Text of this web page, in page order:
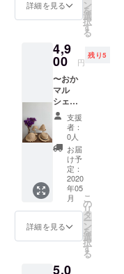
愛知県
開催し
ます。
後日支
援者の
方と調
整して
決定致
しま
す。
(2020.5
2020.9
までの
は自己
負担と
ル】 お
で明る
くなれ
ちゃう
から不
思議で
す！ 各
カラー
限定５
個で
す。 ピ
アスま
たはイ
ヤリン
グを選
択でき
ます。
商品は
す。
作成し
たメー
人可愛
い、お
洒落を
楽しん
でみて
下さ
い！ •黒
•ベー
ジュ 2
色から
お選び
頂けま
す。
《おか
マル
シェ受
け取り
知県岡
詳細を見る ン
を
選
択
す
る
4,9
00 円
残り5
〜おか
マル
シェ出
店者さ
まよ
り〜
spinach
【Mサ
イズの
麦わら
帽子&心
を込め
て作成
したお
礼の
メー
きのこ
支援
者：
0人
お届
け予
定：
2020
年05
月
詳細を見る
こ
の
リ
タ
ー
ン
を
選
択
す
る
5,0